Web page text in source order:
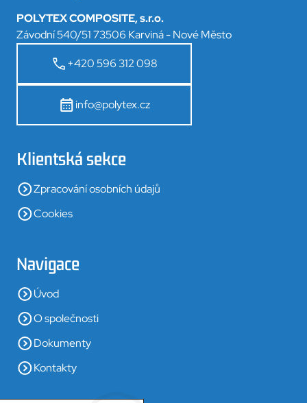
POLYTEX COMPOSITE, s.r.o.
Závodní 540/51 73506 Karviná - Nové Město
+420 596 312 098
info@polytex.cz
Klientská sekce
Zpracování osobních údajů
Cookies
Navigace
Úvod
O společnosti
Dokumenty
Kontakty